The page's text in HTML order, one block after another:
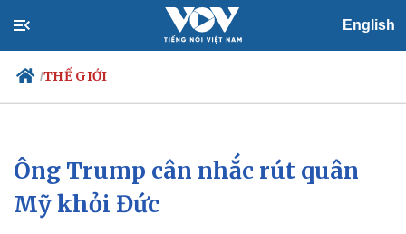
English
/THẾ GIỚI
Chính trị
Đảng
Tổ chức nhân sự
Xã hội
Ông Trump cân nhắc rút quân
Mỹ khỏi Đức